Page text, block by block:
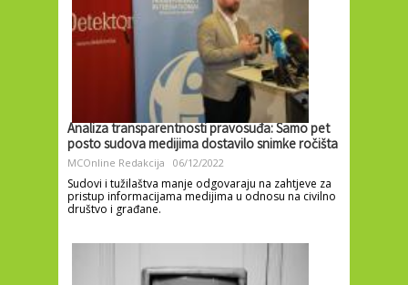
Analiza transparentnosti pravosuđa: Samo pet
posto sudova medijima dostavilo snimke ročišta
MCOnline Redakcija 06/12/2022
Sudovi i tužilaštva manje odgovaraju na zahtjeve za
pristup informacijama medijima u odnosu na civilno
društvo i građane.